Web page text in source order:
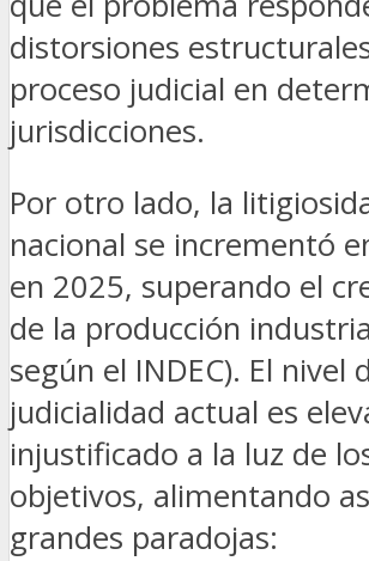
distorsiones
proceso judicial en
jurisdicciones.
Por otro lado, la
nacional se incrementó
en 2025, superando el
de la producción
según el INDEC). El nivel
judicialidad actual es
injustificado a la luz de
objetivos, alimentando
grandes paradojas: